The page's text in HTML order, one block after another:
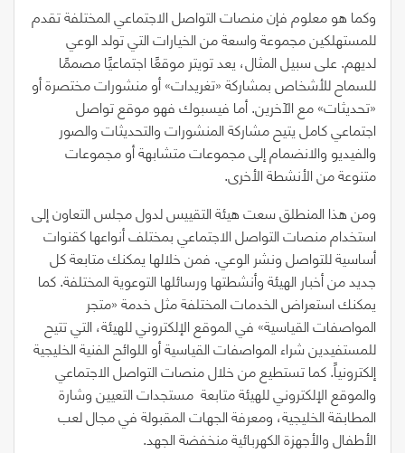
وكما هو معلوم فإن منصات التواصل الاجتماعي المختلفة تقدم
للمستهلكين مجموعة واسعة من الخيارات التي تولد الوعي
لديهم. على سبيل المثال، يعد تويتر موقعًا اجتماعيًا مصممًا
للسماح للأشخاص بمشاركة«تغريدات»أو منشورات مختصرة أو
«تحديثات»مع الآخرين. أما فيسبوك فهو موقع تواصل
اجتماعي كامل يتيح مشاركة المنشورات والتحديثات والصور
والفيديو والانضمام إلى مجموعات متشابهة أو مجموعات
متنوعة من الأنشطة الأخرى.
ومن هذا المنطلق سعت هيئة التقييس لدول مجلس التعاون إلى
استخدام منصات التواصل الاجتماعي بمختلف أنواعها كقنوات
أساسية للتواصل ونشر الوعي. فمن خلالها يمكنك متابعة كل
جديد من أخبار الهيئة وأنشطتها ورسائلها التوعوية المختلفة. كما
يمكنك استعراض الخدمات المختلفة مثل خدمة«متجر
المواصفات القياسية»في الموقع الإلكتروني للهيئة، التي تتيح
للمستفيدين شراء المواصفات القياسية أو اللوائح الفنية الخليجية
إلكترونياً. كما تستطيع من خلال منصات التواصل الاجتماعي
والموقع الإلكتروني للهيئة متابعة مستجدات التعيين وشارة
المطابقة الخليجية، ومعرفة الجهات المقبولة في مجال لعب
الأطفال والأجهزة الكهربائية منخفضة الجهد.